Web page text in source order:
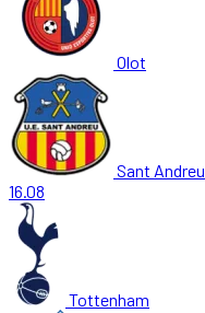
Olot
Sant Andreu
16.08
Tottenham